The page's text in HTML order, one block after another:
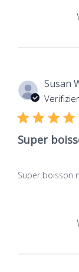
Susan
Super
Super boisson